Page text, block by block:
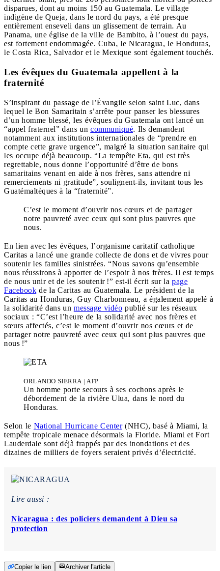
disparues, dont au moins 150 au Guatemala. Le village
indigène de Queja, dans le nord du pays, a été presque
entièrement enseveli dans un glissement de terrain. Au
Panama, une église de la ville de Bambito, à l’ouest du pays,
est fortement endommagée. Cuba, le Nicaragua, le Honduras,
le Costa Rica, Salvador et le Mexique sont également touchés.
Les évêques du Guatemala appellent à la
fraternité
S’inspirant du passage de l’Évangile selon saint Luc, dans
lequel le Bon Samaritain s’arrête pour panser les blessures
d’un homme blessé, les évêques du Guatemala ont lancé un
“appel fraternel” dans un communiqué. Ils demandent
notamment aux institutions internationales de “prendre en
compte cette grave urgence”, malgré la situation sanitaire qui
les occupe déjà beaucoup. “La tempête Eta, qui est très
regrettable, nous donne l’opportunité d’être de bons
samaritains venant en aide à nos frères, sans attendre ni
remerciements ni gratitude”, soulignent-ils, invitant tous les
Guatémaltèques à la “fraternité”.
C’est le moment d’ouvrir nos cœurs et de partager
notre pauvreté avec ceux qui sont plus pauvres que
nous.
En lien avec les évêques, l’organisme caritatif catholique
Caritas a lancé une grande collecte de dons et de vivres pour
soutenir les familles sinistrées. “Nous savons qu’ensemble
nous réussirons à apporter de l’espoir à nos frères. Il est temps
de nous unir et de les soutenir !” est-il écrit sur la page
Facebook de la Caritas au Guatemala. Le président de la
Caritas au Honduras, Guy Charbonneau, a également appelé à
la solidarité dans un message vidéo publié sur les réseaux
sociaux : “C’est l’heure de la solidarité avec nos frères et
sœurs affectés, c’est le moment d’ouvrir nos cœurs et de
partager notre pauvreté avec ceux qui sont plus pauvres que
nous !”
ORLANDO SIERRA | AFP
Un homme porte secours à ses cochons après le
débordement de la rivière Ulua, dans le nord du
Honduras.
Selon le National Hurricane Center(NHC), basé à Miami, la
tempête tropicale menace désormais la Floride. Miami et Fort
Lauderdale sont déjà frappés par des inondations et des
dizaines de milliers de foyers seraient privés d’électricité.
Lire aussi :
Nicaragua : des policiers demandent à Dieu sa
protection
Copier le lien Archiver l'article